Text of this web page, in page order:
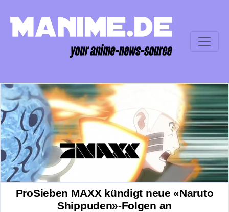
ProSieben MAXX kündigt neue «Naruto
Shippuden»-Folgen an